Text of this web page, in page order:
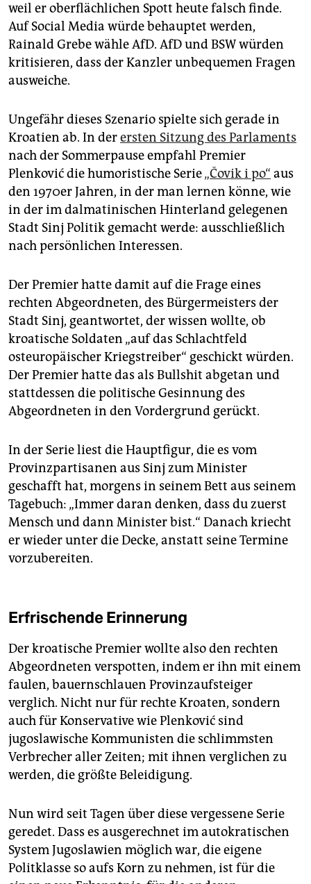
weil er oberflächlichen Spott heute falsch finde.
Auf Social Media würde behauptet werden,
Rainald Grebe wähle AfD. AfD und BSW würden
kritisieren, dass der Kanzler unbequemen Fragen
ausweiche.
Ungefähr dieses Szenario spielte sich gerade in
Kroatien ab. In derersten Sitzung des Parlaments
nach der Sommerpause empfahl Premier
Plenković die humoristische Serie„Čovik i po“ aus
den 1970er Jahren, in der man lernen könne, wie
in der im dalmatinischen Hinterland gelegenen
Stadt Sinj Politik gemacht werde: ausschließlich
nach persönlichen Interessen.
Der Premier hatte damit auf die Frage eines
rechten Abgeordneten, des Bürgermeisters der
Stadt Sinj, geantwortet, der wissen wollte, ob
kroatische Soldaten „auf das Schlachtfeld
osteuropäischer Kriegstreiber“ geschickt würden.
Der Premier hatte das als Bullshit abgetan und
stattdessen die politische Gesinnung des
Abgeordneten in den Vordergrund gerückt.
In der Serie liest die Hauptfigur, die es vom
Provinzpartisanen aus Sinj zum Minister
geschafft hat, morgens in seinem Bett aus seinem
Tagebuch: „Immer daran denken, dass du zuerst
Mensch und dann Minister bist.“ Danach kriecht
er wieder unter die Decke, anstatt seine Termine
vorzubereiten.
Erfrischende Erinnerung
Der kroatische Premier wollte also den ­rechten
Abgeordneten verspotten, indem er ihn mit einem
faulen, bauernschlauen Provinzaufsteiger
verglich. Nicht nur für rechte Kroaten, sondern
auch für Konservative wie Plenković sind
jugoslawische Kommunisten die schlimmsten
Verbrecher aller Zeiten; mit ihnen verglichen zu
werden, die größte Beleidigung.
Nun wird seit Tagen über diese vergessene Serie
geredet. Dass es ausgerechnet im autokratischen
System Jugoslawien möglich war, die eigene
Politklasse so aufs Korn zu nehmen, ist für die